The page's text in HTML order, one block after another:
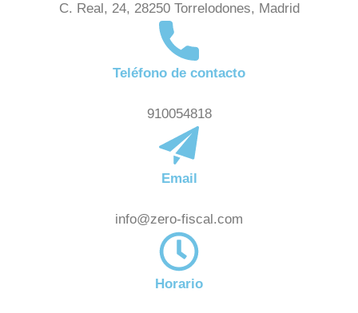
C. Real, 24, 28250 Torrelodones, Madrid
Teléfono de contacto
910054818
Email
info@zero-fiscal.com
Horario